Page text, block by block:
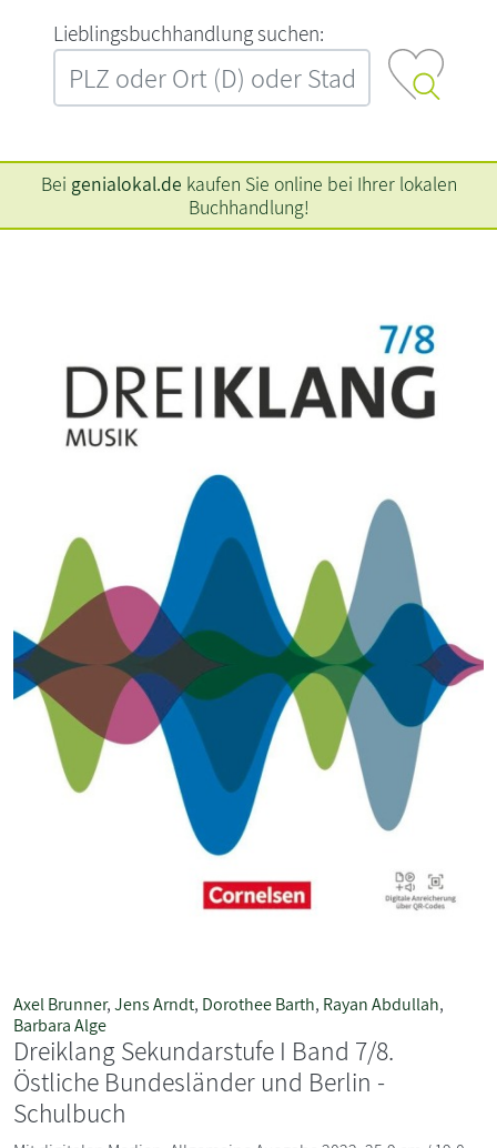
L‍i‍e‍b‍l‍i‍n‍g‍s‍b‍u‍c‍h‍h‍a‍n‍d‍l‍u‍n‍g‍ ‍s‍u‍c‍h‍e‍n‍:‍
Bei genialokal.de kaufen Sie online bei Ihrer lokalen
Buchhandlung!
Axel Brunner,Jens Arndt, Dorothee Barth, Rayan Abdullah,
Barbara Alge
Dreiklang Sekundarstufe I Band 7/8.
Östliche Bundesländer und Berlin -
Schulbuch